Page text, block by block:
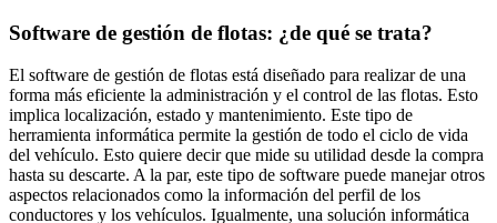
Software de gestión de flotas: ¿de qué se trata?
El software de gestión de flotas está diseñado para realizar de una
forma más eficiente la administración y el control de las flotas. Esto
implica localización, estado y mantenimiento. Este tipo de
herramienta informática permite la gestión de todo el ciclo de vida
del vehículo. Esto quiere decir que mide su utilidad desde la compra
hasta su descarte. A la par, este tipo de software puede manejar otros
aspectos relacionados como la información del perfil de los
conductores y los vehículos. Igualmente, una solución informática